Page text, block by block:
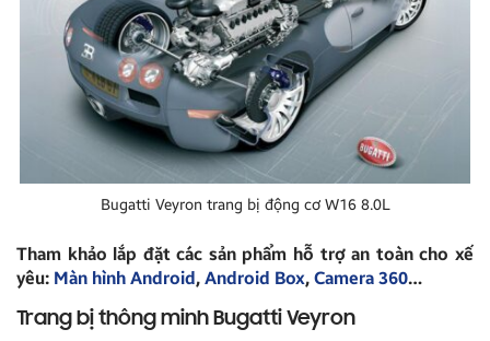
Bugatti Veyron trang bị động cơ W16 8.0L
Tham khảo lắp đặt các sản phẩm hỗ trợ an toàn cho xế
yêu: Màn hình Android, Android Box, Camera 360…
Trang bị thông minh Bugatti Veyron